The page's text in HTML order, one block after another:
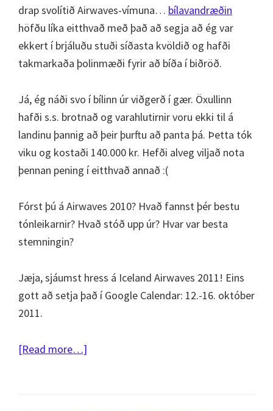
drap svolítið Airwaves-vímuna… bílavandræðin
höfðu líka eitthvað með það að segja að ég var
ekkert í brjáluðu stuði síðasta kvöldið og hafði
takmarkaða þolinmæði fyrir að bíða í biðröð.
Já, ég náði svo í bílinn úr viðgerð í gær. Öxullinn
hafði s.s. brotnað og varahlutirnir voru ekki til á
landinu þannig að þeir þurftu að panta þá. Þetta tók
viku og kostaði 140.000 kr. Hefði alveg viljað nota
þennan pening í eitthvað annað :(
Fórst þú á Airwaves 2010? Hvað fannst þér bestu
tónleikarnir? Hvað stóð upp úr? Hvar var besta
stemningin?
Jæja, sjáumst hress á Iceland Airwaves 2011! Eins
gott að setja það í Google Calendar: 12.-16. október
2011.
[Read more…]